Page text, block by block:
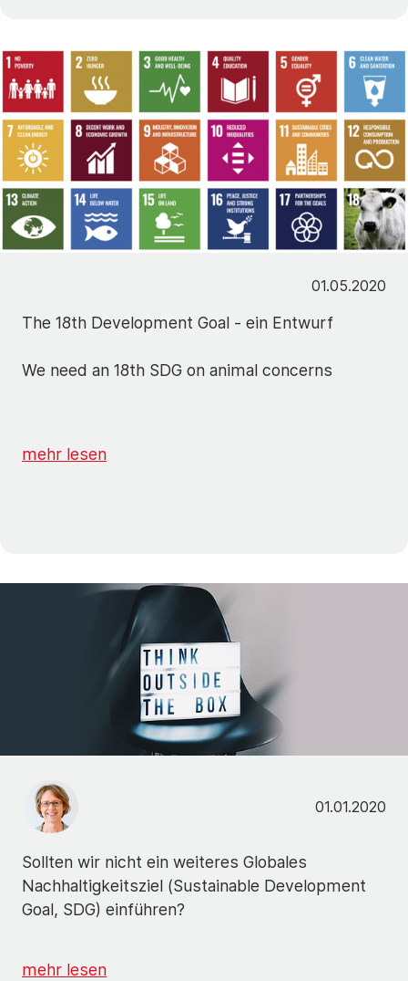
01.05.2020
The 18th Development Goal - ein Entwurf
We need an 18th SDG on animal concerns
mehr lesen
01.01.2020
Sollten wir nicht ein weiteres Globales
Nachhaltigkeitsziel (Sustainable Development
Goal, SDG) einführen?
mehr lesen